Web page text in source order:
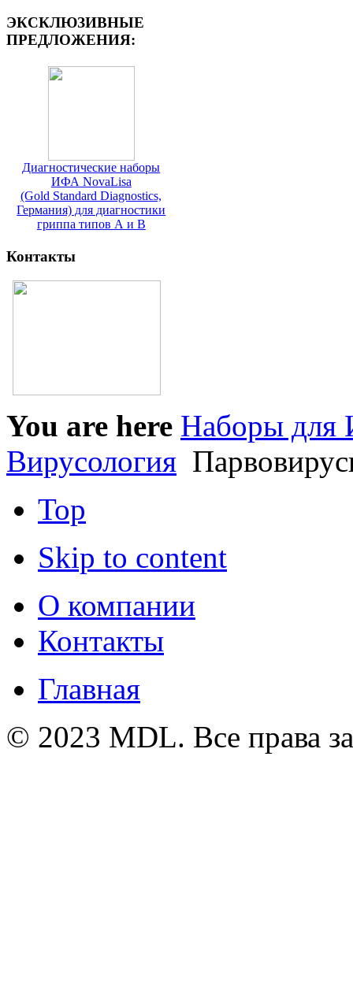
ЭКСКЛЮЗИВНЫЕ
ПРЕДЛОЖЕНИЯ:
Диагностические наборы
ИФА NovaLisa
(Gold Standard Diagnostics,
Германия) для диагностики
гриппа типов А и В
Контакты
You are here Наборы для
Вирусология
Top
Skip to content
О компании
Контакты
Главная
© 2023 MDL. Все права